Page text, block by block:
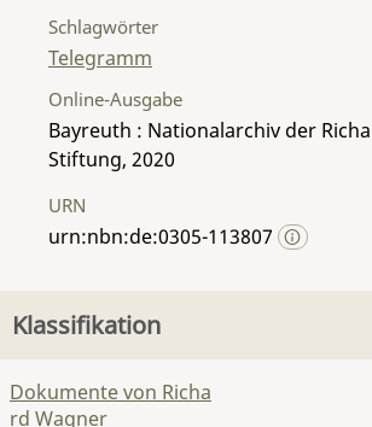
Schlagwörter
Telegramm
Online-Ausgabe
Bayreuth : Nationalarchiv der
Stiftung, 2020
URN
urn:nbn:de:0305-113807
Klassifikation
Dokumente von Richa
rd Wagner